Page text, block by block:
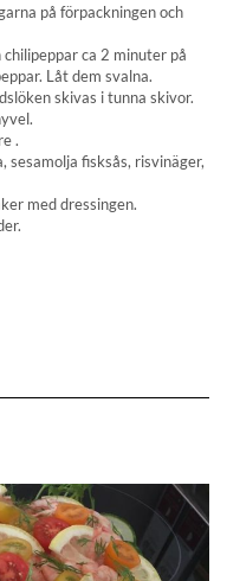
på förpackningen och
ca 2 minuter på
Låt dem svalna.
skivas i tunna skivor.
.
sesamolja fisksås, risvinäger,
med dressingen.